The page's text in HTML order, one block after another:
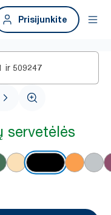
Prisijunkite
ir 509247
servetėlės